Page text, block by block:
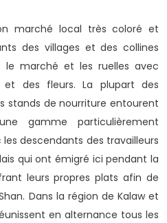
marché local très coloré et
des villages et des collines
le marché et les ruelles avec
et des fleurs. La plupart des
stands de nourriture entourent
gamme particulièrement
descendants des travailleurs
qui ont émigré ici pendant la
leurs propres plats afin de
Dans la région de Kalaw et
en alternance tous les